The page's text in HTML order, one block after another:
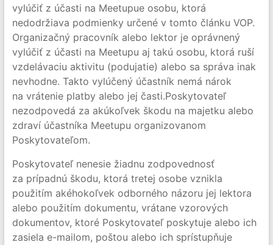
vylúčiť z účasti na Meetupue osobu, ktorá
nedodržiava podmienky určené v tomto článku VOP.
Organizačný pracovník alebo lektor je oprávnený
vylúčiť z účasti na Meetupu aj takú osobu, ktorá ruší
vzdelávaciu aktivitu (podujatie) alebo sa správa inak
nevhodne. Takto vylúčený účastník nemá nárok
na vrátenie platby alebo jej časti.Poskytovateľ
nezodpovedá za akúkoľvek škodu na majetku alebo
zdraví účastníka Meetupu organizovanom
Poskytovateľom.
Poskytovateľ nenesie žiadnu zodpovednosť
za prípadnú škodu, ktorá tretej osobe vznikla
použitím akéhokoľvek odborného názoru jej lektora
alebo použitím dokumentu, vrátane vzorových
dokumentov, ktoré Poskytovateľ poskytuje alebo ich
zasiela e-mailom, poštou alebo ich sprístupňuje